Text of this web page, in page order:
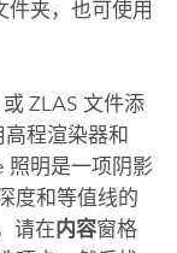
件夹，也可使用
ZLAS 文件添
程渲染器和
照明是一项阴影
度和等值线的
请在内容窗格